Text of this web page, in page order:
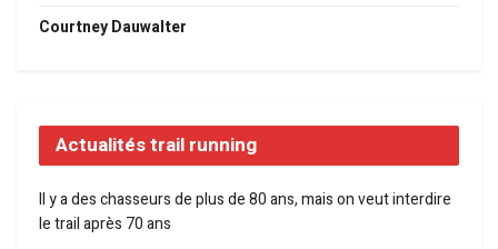
Courtney Dauwalter
Actualités trail running
Il y a des chasseurs de plus de 80 ans, mais on veut interdire
le trail après 70 ans